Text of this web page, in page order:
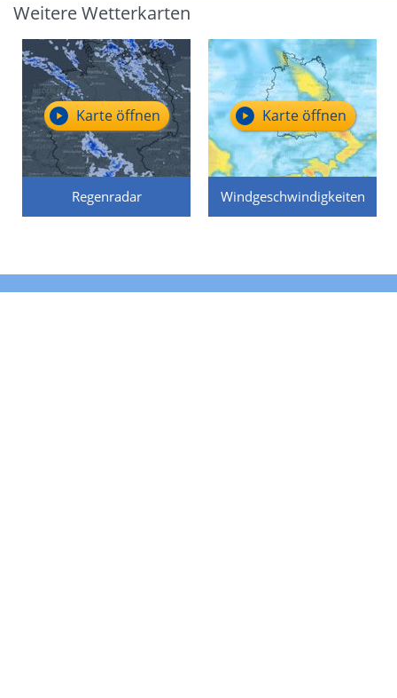
Weitere Wetterkarten
Regenradar
Karte öffnen
Windgeschwindigkeiten
Karte öffnen